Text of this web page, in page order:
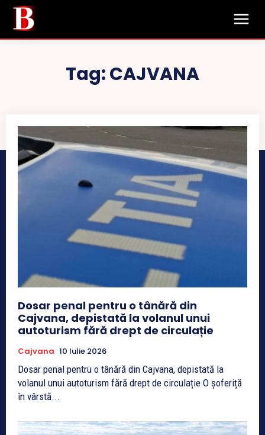
Tag:CAJVANA
Dosar penal pentru o tânără din
Cajvana, depistată la volanul unui
autoturism fără drept de circulație
Cajvana 10 Iulie 2026
Dosar penal pentru o tânără din Cajvana, depistată la
volanul unui autoturism fără drept de circulație O șoferiță
în vârstă...